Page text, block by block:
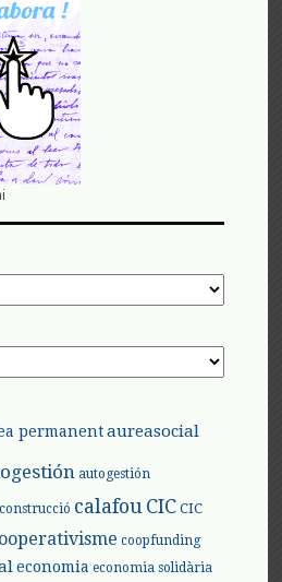
permanent aureasocial
autogestión
calafouCIC CIC
coopfunding
economia economia solidària